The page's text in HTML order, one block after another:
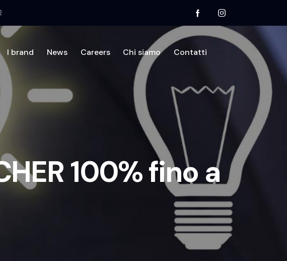
I brand News Careers Chi siamo Contatti
Home Testimonianze News Contatti
100% fino a